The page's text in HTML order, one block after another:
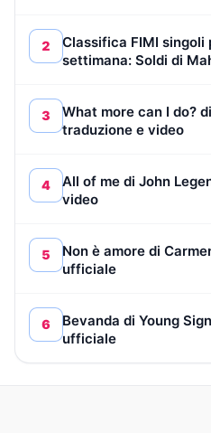
2
Classifica FIMI singoli
settimana: Soldi di
3
What more can I do?
traduzione e video
4
All of me di John
video
5
Non è amore di
ufficiale
6
Bevanda di Young
ufficiale